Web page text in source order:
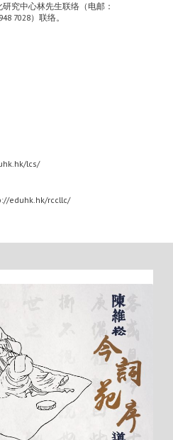
究中心林先生联络（电邮：
7028）联络。
lcs/
eduhk.hk/rccllc/